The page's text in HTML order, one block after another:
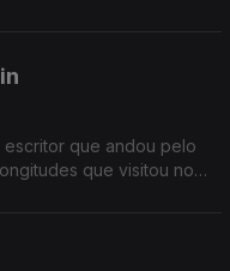
escritor que andou pelo
que visitou nos